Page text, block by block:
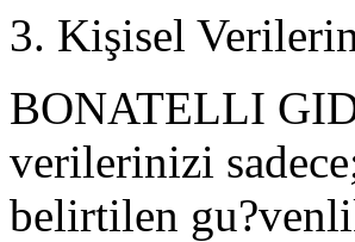
3. Kişisel
BONATELLI
verilerinizi
belirtilen